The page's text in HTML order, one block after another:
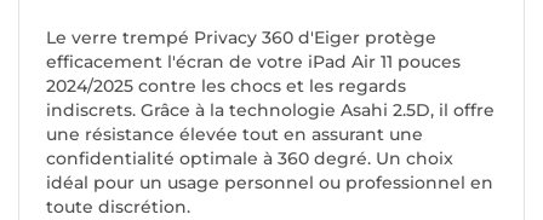
Le verre trempé Privacy 360 d'Eiger protège
efficacement l'écran de votre iPad Air 11 pouces
2024/2025 contre les chocs et les regards
indiscrets. Grâce à la technologie Asahi 2.5D, il offre
une résistance élevée tout en assurant une
confidentialité optimale à 360 degré. Un choix
idéal pour un usage personnel ou professionnel en
toute discrétion.